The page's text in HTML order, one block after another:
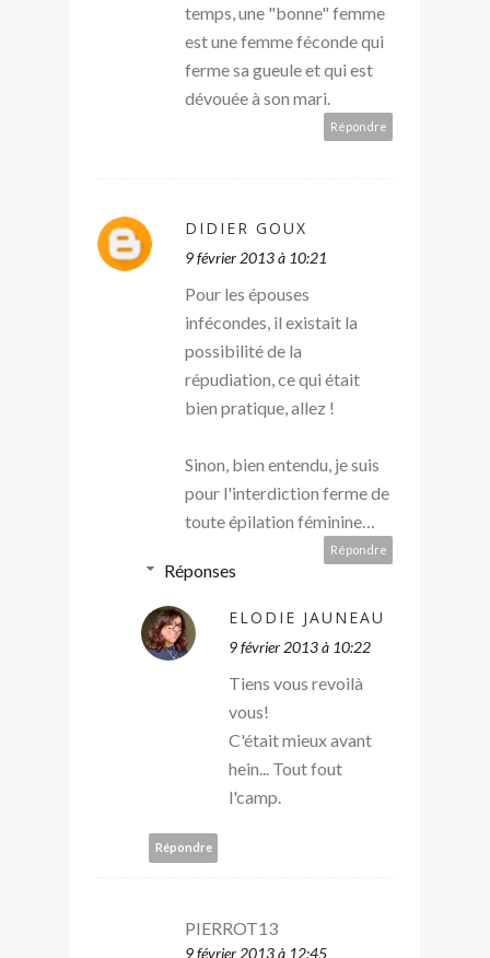
temps, une "bonne" femme
est une femme féconde qui
ferme sa gueule et qui est
dévouée à son mari.
Répondre
DIDIER GOUX
9 février 2013 à 10:21
Pour les épouses
infécondes, il existait la
possibilité de la
répudiation, ce qui était
bien pratique, allez !
Sinon, bien entendu, je suis
pour l'interdiction ferme de
toute épilation féminine…
Répondre
Réponses
ELODIE JAUNEAU
9 février 2013 à 10:22
Tiens vous revoilà
vous!
C'était mieux avant
hein... Tout fout
l'camp.
Répondre
PIERROT13
9 février 2013 à 12:45